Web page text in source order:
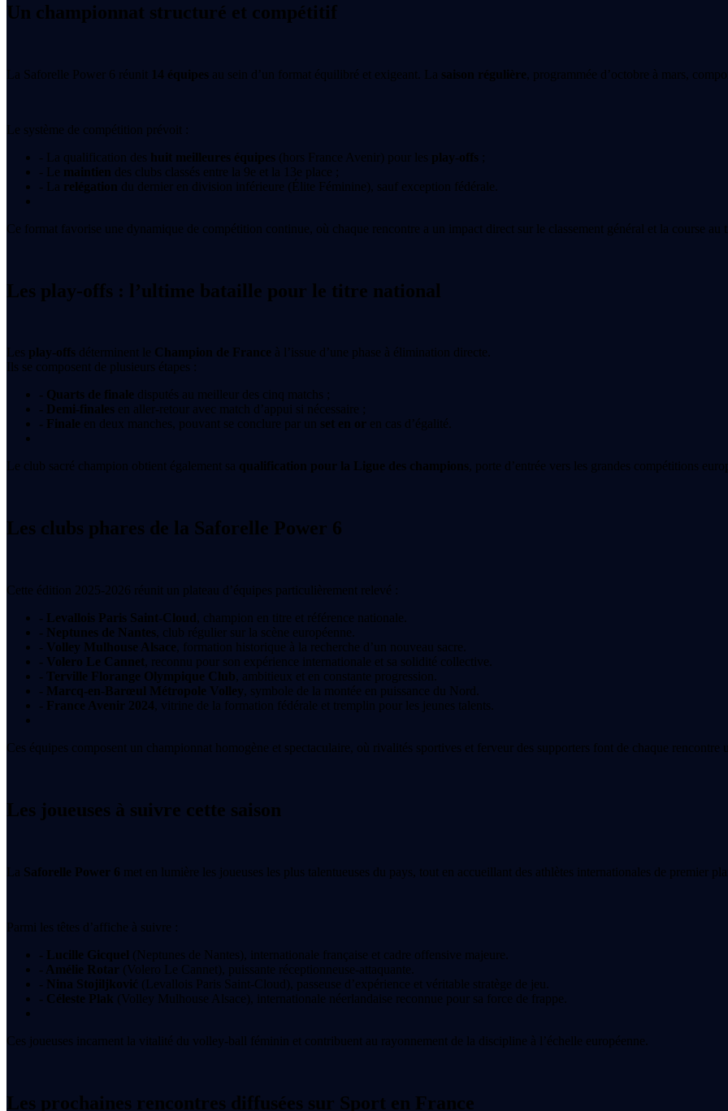
Un championnat structuré et compétitif
La Saforelle Power 6 réunit 14 équipes au sein d’un format équilibré et exigeant. La saison régulière, programmée d’octobre à mars,
Le système de compétition prévoit :
- La qualification des huit meilleures équipes (hors France Avenir) pour les play-offs ;
- Le maintien des clubs classés entre la 9e et la 13e place ;
- La relégation du dernier en division inférieure (Élite Féminine), sauf exception fédérale.
Ce format favorise une dynamique de compétition continue, où chaque rencontre a un impact direct sur le classement général et la course au
Les play-offs : l’ultime bataille pour le titre national
Les play-offs déterminent le Champion de France à l’issue d’une phase à élimination directe.
Ils se composent de plusieurs étapes :
- Quarts de finale disputés au meilleur des cinq matchs ;
- Demi-finales en aller-retour avec match d’appui si nécessaire ;
- Finale en deux manches, pouvant se conclure par un set en or en cas d’égalité.
Le club sacré champion obtient également sa qualification pour la Ligue des champions, porte d’entrée vers les grandes compétitions
Les clubs phares de la Saforelle Power 6
Cette édition 2025-2026 réunit un plateau d’équipes particulièrement relevé :
- Levallois Paris Saint-Cloud, champion en titre et référence nationale.
- Neptunes de Nantes, club régulier sur la scène européenne.
- Volley Mulhouse Alsace, formation historique à la recherche d’un nouveau sacre.
- Volero Le Cannet, reconnu pour son expérience internationale et sa solidité collective.
- Terville Florange Olympique Club, ambitieux et en constante progression.
- Marcq-en-Barœul Métropole Volley, symbole de la montée en puissance du Nord.
- France Avenir 2024, vitrine de la formation fédérale et tremplin pour les jeunes talents.
Ces équipes composent un championnat homogène et spectaculaire, où rivalités sportives et ferveur des supporters font de chaque
Les joueuses à suivre cette saison
La Saforelle Power 6 met en lumière les joueuses les plus talentueuses du pays, tout en accueillant des athlètes internationales de premier
Parmi les têtes d’affiche à suivre :
- Lucille Gicquel (Neptunes de Nantes), internationale française et cadre offensive majeure.
- Amélie Rotar (Volero Le Cannet), puissante réceptionneuse-attaquante.
- Nina Stojiljković (Levallois Paris Saint-Cloud), passeuse d’expérience et véritable stratège de jeu.
- Céleste Plak (Volley Mulhouse Alsace), internationale néerlandaise reconnue pour sa force de frappe.
Ces joueuses incarnent la vitalité du volley-ball féminin et contribuent au rayonnement de la discipline à l’échelle européenne.
Les prochaines rencontres diffusées sur Sport en France